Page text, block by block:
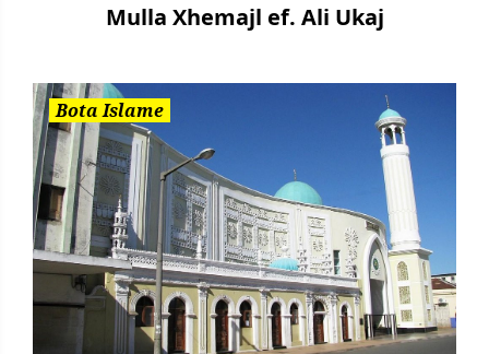
Mulla Xhemajl ef. Ali Ukaj
Bota Islame